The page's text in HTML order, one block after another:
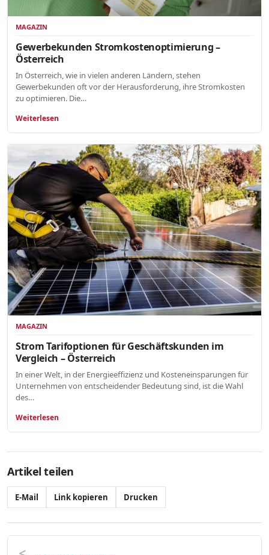
MAGAZIN
Gewerbekunden Stromkostenoptimierung –
Österreich
In Österreich, wie in vielen anderen Ländern, stehen
Gewerbekunden oft vor der Herausforderung, ihre Stromkosten
zu optimieren. Die…
Weiterlesen
MAGAZIN
Strom Tarifoptionen für Geschäftskunden im
Vergleich – Österreich
In einer Welt, in der Energieeffizienz und Kosteneinsparungen für
Unternehmen von entscheidender Bedeutung sind, ist die Wahl
des…
Weiterlesen
Artikel teilen
E-Mail Link kopieren Drucken